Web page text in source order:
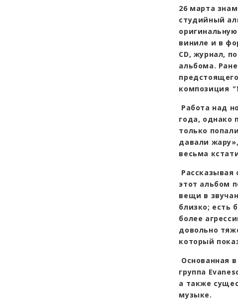
26 марта
студийный
виниле и в
CD, журнал,
альбома.
композиция
Работа над
года, однако
только
давали
весьма
Рассказывая
этот альбом
вещи в
близко; есть
более
довольно
который
Основанная
группа
а также
музыке.